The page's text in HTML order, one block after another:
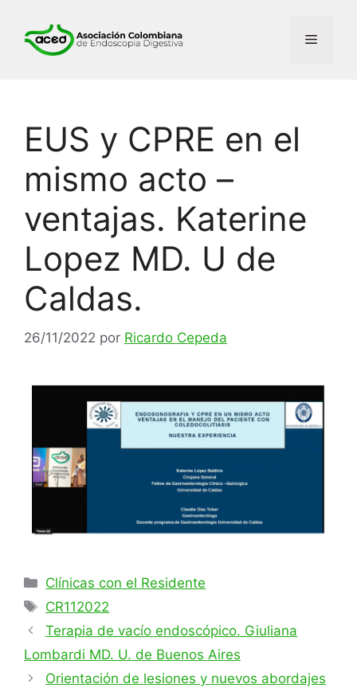
EUS y CPRE en el
mismo acto –
ventajas. Katerine
Lopez MD. U de
Caldas.
26/11/2022 por Ricardo Cepeda
Clínicas con el Residente
CR112022
Terapia de vacío endoscópico. Giuliana
Lombardi MD. U. de Buenos Aires
Orientación de lesiones y nuevos abordajes